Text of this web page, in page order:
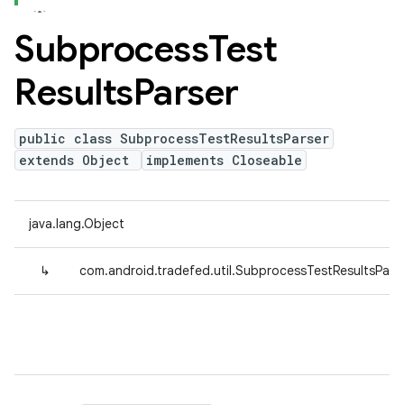
SubprocessTest
ResultsParser
public class SubprocessTestResultsParser
extends Object
implements Closeable
java.lang.Object
↳